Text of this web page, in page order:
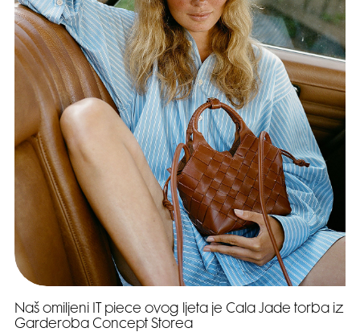
Naš omiljeni IT piece ovog ljeta je Cala Jade torba iz
Garderoba Concept Storea